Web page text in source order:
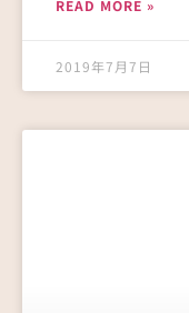
READ MORE »
2019年7月7日